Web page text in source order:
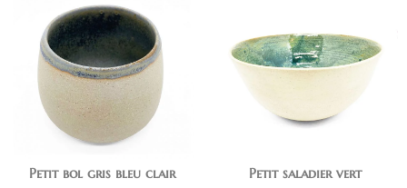
Petit bol gris bleu clair Petit saladier vert